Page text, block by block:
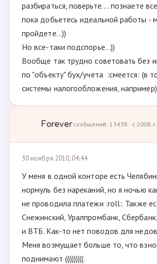
разбираться, поверьте.... познаете
пока добьетесь идеальной работы -
пройдете...))
Но все-таки подспорье...))
Вообще так трудно советовать без
по "объекту" бух/учета :смеется: (в
системы налогообложения,
Foreverсообщений: 13438 · с 2008 г.
30 ноября 2010, 04:44
У меня в одной конторе есть
нормуль без нареканий, но я ночью
не проводила платежи :roll:. Также
Снежинский, Уралпромбанк,
и ВТБ. Как-то нет поводов для
Меня возмущает больше то, что
поднимают (((((((((.